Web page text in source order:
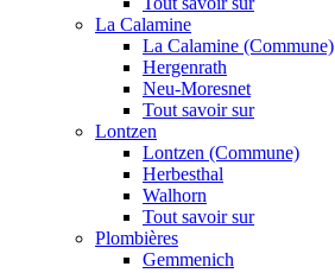
La Calamine
La Calamine (Commune)
Hergenrath
Neu-Moresnet
Tout savoir sur
Lontzen
Lontzen (Commune)
Herbesthal
Walhorn
Tout savoir sur
Plombières
Gemmenich